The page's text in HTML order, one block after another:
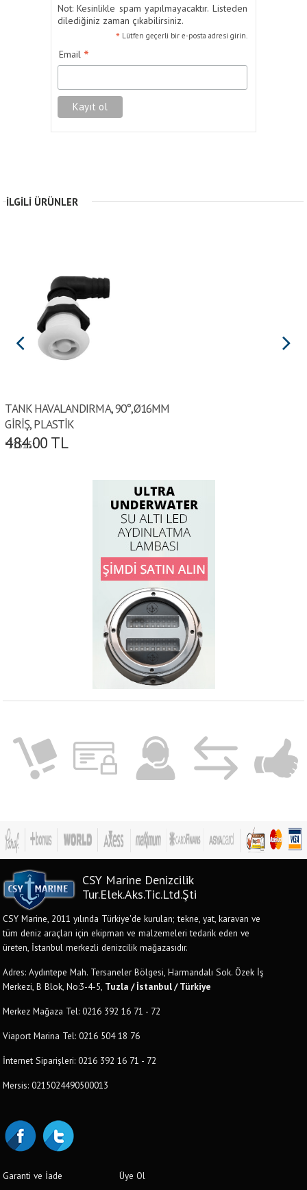
Not: Kesinlikle spam yapılmayacaktır. Listeden
dilediğiniz zaman çıkabilirsiniz.
* Lütfen geçerli bir e-posta adresi girin.
Email *
İLGILI ÜRÜNLER
TANK HAVALANDIRMA, 90°,Ø16MM
GİRİŞ, PLASTİK
*31515*
484.00 TL
CSY Marine Denizcilik
Tur.Elek.Aks.Tic.Ltd.Şti
CSY Marine, 2011 yılında Türkiye'de kurulan; tekne, yat, karavan ve
tüm deniz araçları için ekipman ve malzemeleri tedarik eden ve
üreten, İstanbul merkezli denizcilik mağazasıdır.
Adres: Aydıntepe Mah. Tersaneler Bölgesi, Harmandalı Sok. Özek İş
Merkezi, B Blok, No:3-4-5, Tuzla / İstanbul / Türkiye
Merkez Mağaza Tel: 0216 392 16 71 - 72
Viaport Marina Tel: 0216 504 18 76
İnternet Siparişleri: 0216 392 16 71 - 72
Mersis: 0215024490500013
Garanti ve İade
Üye Ol